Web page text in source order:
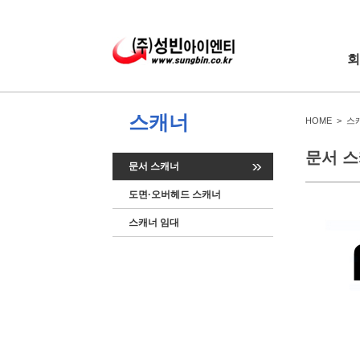
스캐너
문서 스캐너
도면·오버헤드 스캐너
스캐너 임대
HOME > 스
문서